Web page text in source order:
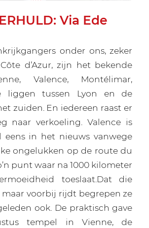
Via Ede
onder ons, zeker
d’Azur, zijn het bekende
Valence, Montélimar,
liggen tussen Lyon en de
zuiden. En iedereen raast er
naar verkoeling. Valence is
eens in het nieuws vanwege
ongelukken op de route du
punt waar na 1000 kilometer
toeslaat.Dat die
voorbij rijdt begrepen ze
ook. De praktisch gave
tempel in Vienne, de